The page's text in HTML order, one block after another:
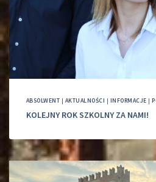
ABSOLWENT | AKTUALNOŚCI | INFORMACJE |
KOLEJNY ROK SZKOLNY ZA NAMI!